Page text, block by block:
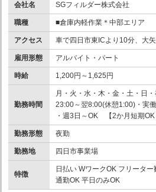
会社名 SGフィルダー株式会社
職種 ■倉庫内軽作業＊中部エリア
アクセス 車で四日市東ICより10分、大
雇用形態 アルバイト・パート
時給 1,200円～1,625円
勤務時間
月・火・水・木・金・土・日
23:00～翌8:00(休憩1:00)・実
・週3日～OK 【2か月短期OK
勤務形態 夜勤
勤務地 四日市事業場
特徴
日払い WワークOK フリータ
通勤OK 平日のみOK